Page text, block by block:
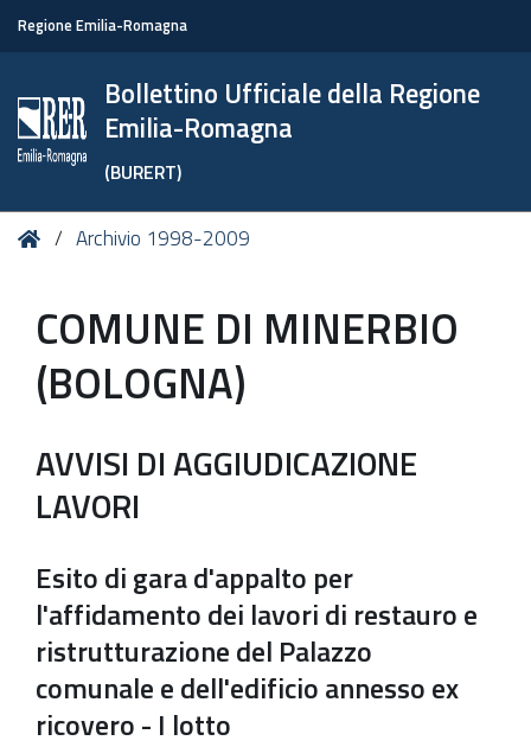
Regione Emilia-Romagna
Bollettino Ufficiale della Regione
Emilia-Romagna
(BURERT)
Tu HomeArchivio 1998-2009
COMUNE DI MINERBIO
(BOLOGNA)
AVVISI DI AGGIUDICAZIONE
LAVORI
Esito di gara d'appalto per
l'affidamento dei lavori di restauro e
ristrutturazione del Palazzo
comunale e dell'edificio annesso ex
ricovero - I lotto